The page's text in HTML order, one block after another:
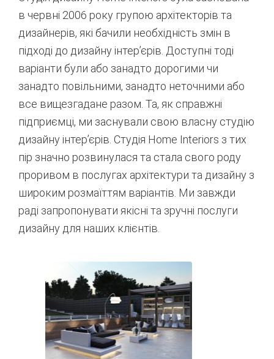
в червні 2006 року групою архітекторів та
дизайнерів, які бачили необхідність змін в
підході до дизайну інтер’єрів. Доступні тоді
варіанти були або занадто дорогими чи
занадто повільними, занадто неточними або
все вищезгадане разом. Та, як справжні
підприємці, ми заснували свою власну студію
дизайну інтер’єрів. Студія Home Interiors з тих
пір значно розвинулася та стала свого роду
проривом в послугах архітектури та дизайну з
широким розмаїттям варіантів. Ми завжди
раді запропонувати якісні та зручні послуги
дизайну для наших клієнтів.